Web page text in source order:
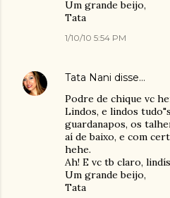
Um grande beijo,
Tata
1/10/10 5:54 PM
Tata Nani disse…
Podre de chique vc
Lindos, e lindos
guardanapos, os
aí de baixo, e com
hehe.
Ah! E vc tb claro,
Um grande beijo,
Tata